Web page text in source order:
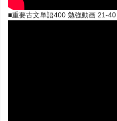
■重要古文単語400 勉強動画 21-40